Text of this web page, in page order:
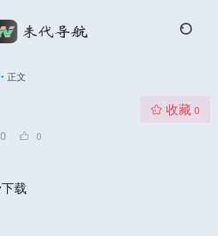
• 正文
0 0
收藏 0
载